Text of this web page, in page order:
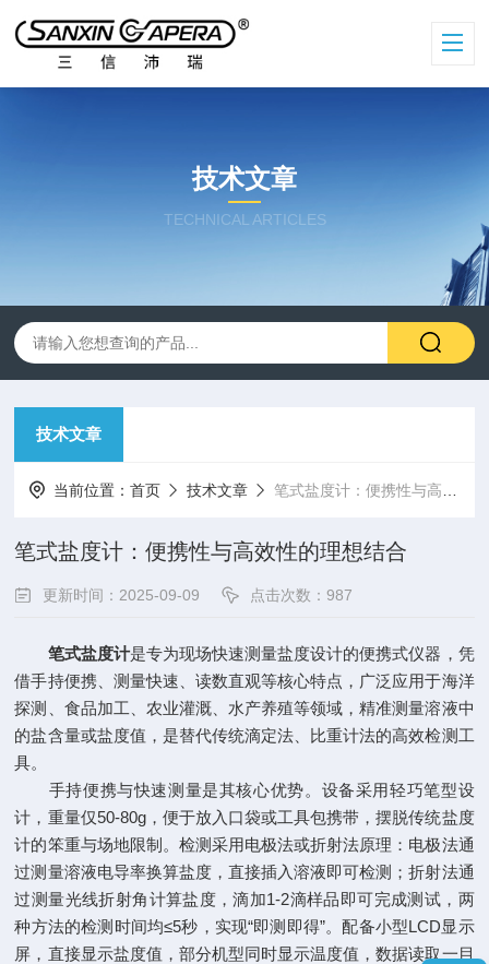
技术文章
TECHNICAL ARTICLES
技术文章
当前位置：首页 技术文章 笔式盐度计：便携性与高效性的理想结合
笔式盐度计：便携性与高效性的理想结合
更新时间：2025-09-09 点击次数：987
笔式盐度计是专为现场快速测量盐度设计的便携式仪器，凭
借手持便携、测量快速、读数直观等核心特点，广泛应用于海洋
探测、食品加工、农业灌溉、水产养殖等领域，精准测量溶液中
的盐含量或盐度值，是替代传统滴定法、比重计法的高效检测工
具。​
手持便携与快速测量是其核心优势。设备采用轻巧笔型设
计，重量仅50-80g，便于放入口袋或工具包携带，摆脱传统盐度
计的笨重与场地限制。检测采用电极法或折射法原理：电极法通
过测量溶液电导率换算盐度，直接插入溶液即可检测；折射法通
过测量光线折射角计算盐度，滴加1-2滴样品即可完成测试，两
种方法的检测时间均≤5秒，实现“即测即得”。配备小型LCD显示
屏，直接显示盐度值，部分机型同时显示温度值，数据读取一目